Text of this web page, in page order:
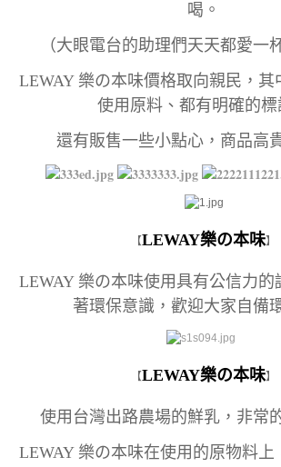
喝。
（大眼電台的助理們天天都愛一
LEWAY 樂の本味價格取向親民，其
使用原料、都有明確的標
還有販售一些小點心，商品高
【LEWAY樂の本味】
LEWAY 樂の本味使用具有公信力的
著環保意識，歡迎大家自備
【LEWAY樂の本味】
使用台灣出路農場的鮮乳，非常
LEWAY 樂の本味在使用的原物料上